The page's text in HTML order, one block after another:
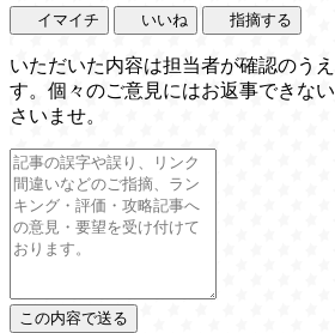
イマイチ いいね 指摘する
いただいた内容は担当者が確認のう
す。個々のご意見にはお返事できな
さいませ。